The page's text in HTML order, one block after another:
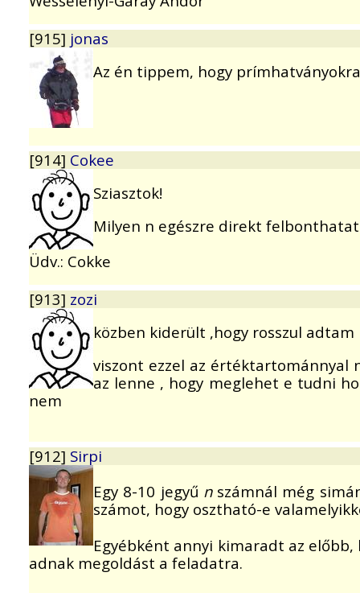
[915] jonas
Az én tippem, hogy
[914] Cokee
Sziasztok!
Milyen n egészre direkt
Üdv.: Cokke
[913] zozi
közben kiderült ,hogy rosszul
viszont ezzel az értéktartománnyal
az lenne , hogy meglehet e tudni
nem
[912] Sirpi
Egy 8-10 jegyű nszámnál még
számot, hogy osztható-e
Egyébként annyi kimaradt az
adnak megoldást a feladatra.